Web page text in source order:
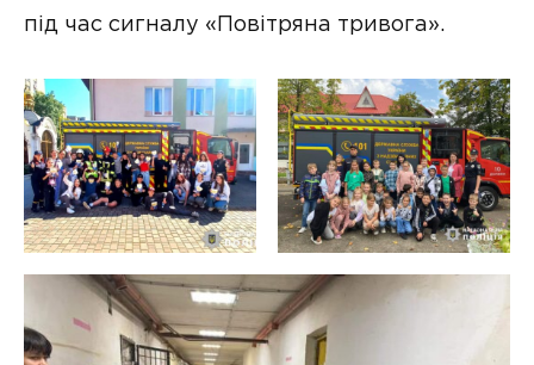
під час сигналу «Повітряна тривога».